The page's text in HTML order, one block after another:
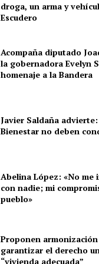
droga, un arma y
Escudero
Acompaña diputado
la gobernadora Evelyn
homenaje a la Bandera
Javier Saldaña
Bienestar no deben
Abelina López: «No me
con nadie; mi
pueblo»
Proponen
garantizar el derecho
“vivienda adecuada”